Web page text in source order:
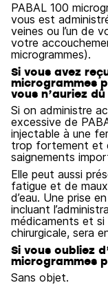
PABAL 100
vous est
veines ou l’un de
votre
microgrammes).
Si vous avez
microgrammes
vous n’auriez dû
Si on administre
excessive de
injectable à une
trop fortement et
saignements
Elle peut aussi
fatigue et de
d’eau. Une prise
incluant
médicaments et si
chirurgicale, sera
Si vous oubliez
microgrammes
Sans objet.